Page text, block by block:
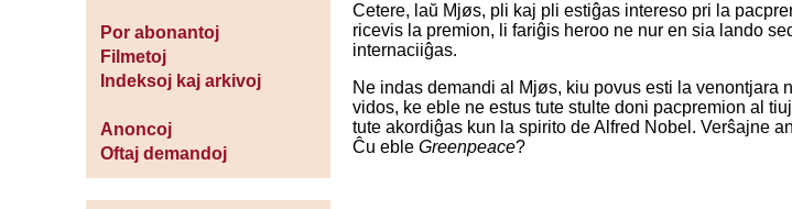
Por abonantoj
Filmetoj
Indeksoj kaj arkivoj
Anoncoj
Oftaj demandoj
Cetere, laŭ Mjøs, pli kaj pli estiĝas intereso pri la
ricevis la premion, li fariĝis heroo ne nur en sia lando
internaciiĝas.
Ne indas demandi al Mjøs, kiu povus esti la venontjara
vidos, ke eble ne estus tute stulte doni pacpremion al
tute akordiĝas kun la spirito de Alfred Nobel. Verŝajne
Ĉu eble Greenpeace?